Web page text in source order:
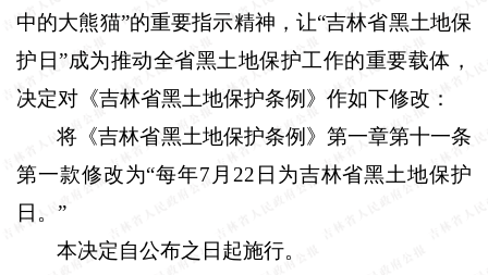
中的大熊猫”的重要指示精神，让“吉林省黑土地保
护日”成为推动全省黑土地保护工作的重要载体，
决定对《吉林省黑土地保护条例》作如下修改：
将《吉林省黑土地保护条例》第一章第十一条
第一款修改为“每年7 月 22 日为吉林省黑土地保护
日。”
本决定自公布之日起施行。